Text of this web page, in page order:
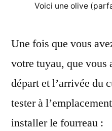
Voici une olive
Une fois que vous
votre tuyau, que vous
départ et l’arrivée du
tester à
installer le fourreau :